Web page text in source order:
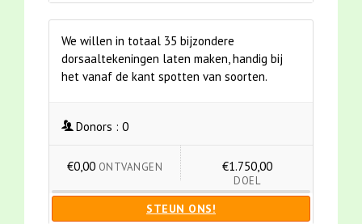
We willen in totaal 35 bijzondere
dorsaaltekeningen laten maken, handig bij
het vanaf de kant spotten van soorten.
Donors : 0
€0,00 ONTVANGEN €1.750,00
DOEL
STEUN ONS!